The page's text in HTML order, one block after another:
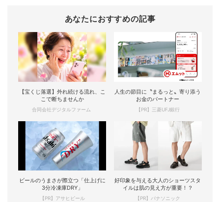
あなたにおすすめの記事
【宝くじ落選】外れ続ける流れ、こ
こで断ちませんか
合同会社デジタルファーム
人生の節目に〝まるっと〟寄り添う
お金のパートナー
【PR】三菱UFJ銀行
ビールのうまさが際立つ「仕上げに
3分冷凍庫DRY」
【PR】アサヒビール
好印象を与える大人のショーツスタ
イルは肌の見え方が重要！？
【PR】パナソニック